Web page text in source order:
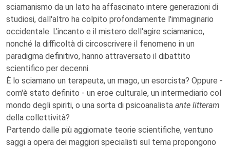
sciamanismo da un lato ha affascinato intere generazioni di
studiosi, dall'altro ha colpito profondamente l'immaginario
occidentale. L'incanto e il mistero dell'agire sciamanico,
nonché la difficoltà di circoscrivere il fenomeno in un
paradigma definitivo, hanno attraversato il dibattito
scientifico per decenni.
È lo sciamano un terapeuta, un mago, un esorcista? Oppure -
com'è stato definito - un eroe culturale, un intermediario col
mondo degli spiriti, o una sorta di psicoanalista ante litteram
della collettività?
Partendo dalle più aggiornate teorie scientifiche, ventuno
saggi a opera dei maggiori specialisti sul tema propongono